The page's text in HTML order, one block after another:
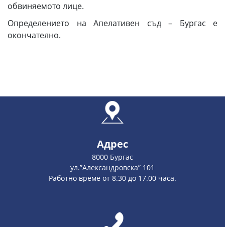
обвиняемото лице.
Определението на Апелативен съд – Бургас е
окончателно.
Адрес
8000 Бургас
ул.”Александровска” 101
Работно време от 8.30 до 17.00 часа.